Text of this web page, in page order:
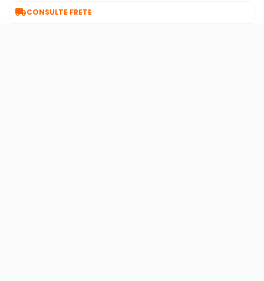
CONSULTE FRETE